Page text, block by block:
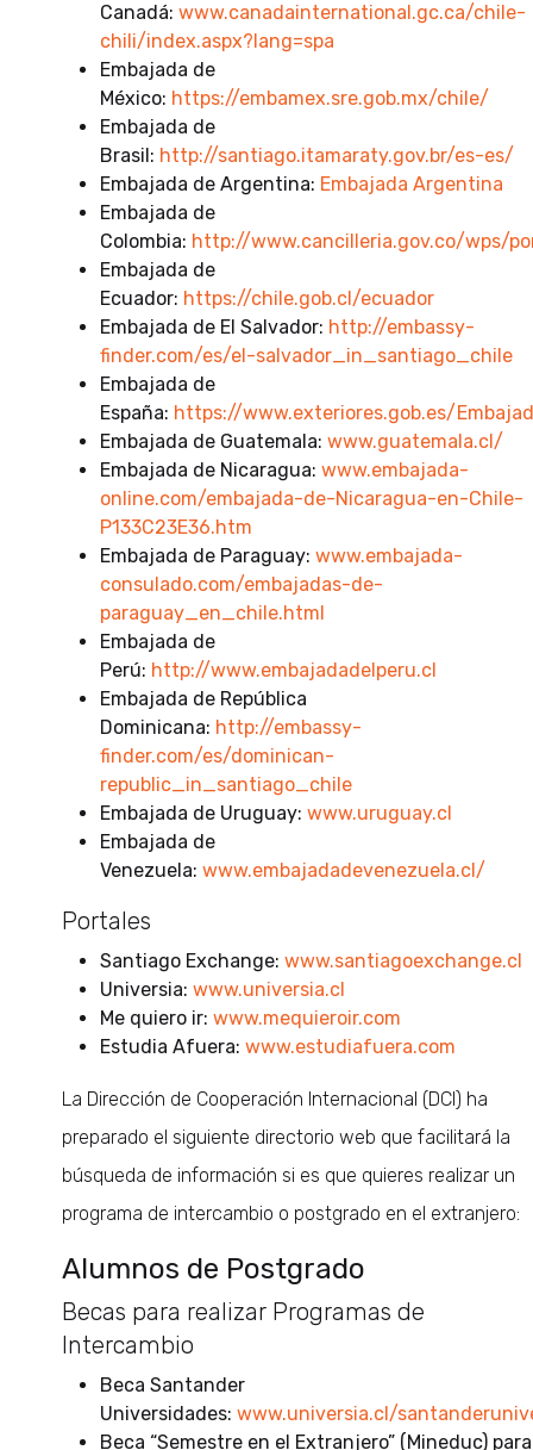
Canadá: www.canadainternational.gc.ca/chile-
chili/index.aspx?lang=spa
Embajada de
México: https://embamex.sre.gob.mx/chile/
Embajada de
Brasil: http://santiago.itamaraty.gov.br/es-es/
Embajada de Argentina: Embajada Argentina
Embajada de
Colombia: http://www.cancilleria.gov.co/wps/
Embajada de
Ecuador: https://chile.gob.cl/ecuador
Embajada de El Salvador: http://embassy-
finder.com/es/el-salvador_in_santiago_chile
Embajada de
España: https://www.exteriores.gob.es/
Embajada de Guatemala: www.guatemala.cl/
Embajada de Nicaragua: www.embajada-
online.com/embajada-de-Nicaragua-en-Chile-
P133C23E36.htm
Embajada de Paraguay: www.embajada-
consulado.com/embajadas-de-
paraguay_en_chile.html
Embajada de
Perú: http://www.embajadadelperu.cl
Embajada de República
Dominicana: http://embassy-
finder.com/es/dominican-
republic_in_santiago_chile
Embajada de Uruguay: www.uruguay.cl
Embajada de
Venezuela: www.embajadadevenezuela.cl/
Portales
Santiago Exchange: www.santiagoexchange.cl
Universia: www.universia.cl
Me quiero ir: www.mequieroir.com
Estudia Afuera: www.estudiafuera.com
La Dirección de Cooperación Internacional (DCI) ha
preparado el siguiente directorio web que facilitará la
búsqueda de información si es que quieres realizar un
programa de intercambio o postgrado en el extranjero:
Alumnos de Postgrado
Becas para realizar Programas de
Intercambio
Beca Santander
Universidades: www.universia.cl/
Beca “Semestre en el Extranjero” (Mineduc) para